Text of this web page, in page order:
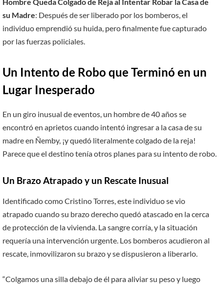
su Madre: Después de ser liberado por los bomberos, el
individuo emprendió su huida, pero finalmente fue capturado
por las fuerzas policiales.
Un Intento de Robo que Terminó en un
Lugar Inesperado
En un giro inusual de eventos, un hombre de 40 años se
encontró en aprietos cuando intentó ingresar a la casa de su
madre en Ñemby, ¡y quedó literalmente colgado de la reja!
Parece que el destino tenía otros planes para su intento de robo.
Un Brazo Atrapado y un Rescate Inusual
Identificado como Cristino Torres, este individuo se vio
atrapado cuando su brazo derecho quedó atascado en la cerca
de protección de la vivienda. La sangre corría, y la situación
requería una intervención urgente. Los bomberos acudieron al
rescate, inmovilizaron su brazo y se dispusieron a liberarlo.
“Colgamos una silla debajo de él para aliviar su peso y luego